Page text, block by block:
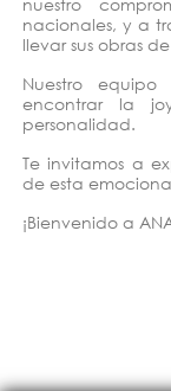
nacionales, y a
llevar sus obras
Nuestro
encontrar la
personalidad.
Te invitamos a
de esta
¡Bienvenido a